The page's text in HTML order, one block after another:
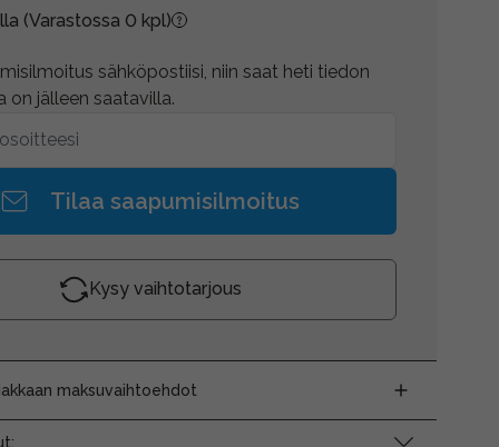
(Varastossa 0 kpl)
sähköpostiisi, niin saat heti tiedon
on jälleen saatavilla.
Tilaa saapumisilmoitus
Kysy vaihtotarjous
maksuvaihtoehdot